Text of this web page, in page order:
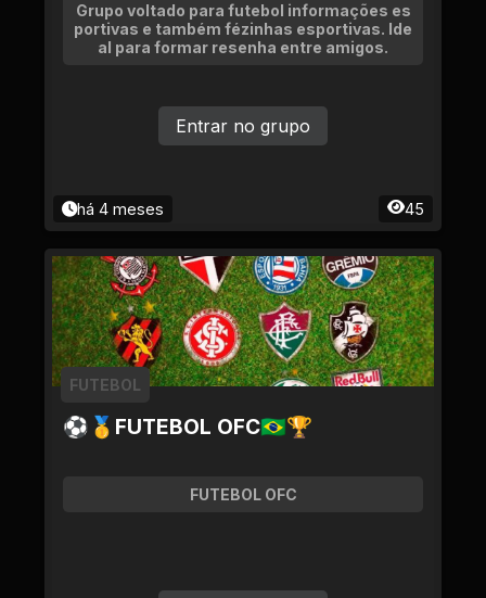
Grupo voltado para futebol informações es
portivas e também fézinhas esportivas. Ide
al para formar resenha entre amigos.
há 4 meses 45
Entrar no grupo
⚽🥇FUTEBOL OFC🇧🇷🏆
FUTEBOL
FUTEBOL OFC